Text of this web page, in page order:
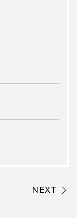
NEXT